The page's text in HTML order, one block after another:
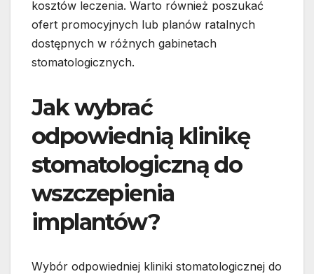
kosztów leczenia. Warto również poszukać
ofert promocyjnych lub planów ratalnych
dostępnych w różnych gabinetach
stomatologicznych.
Jak wybrać
odpowiednią klinikę
stomatologiczną do
wszczepienia
implantów?
Wybór odpowiedniej kliniki stomatologicznej do